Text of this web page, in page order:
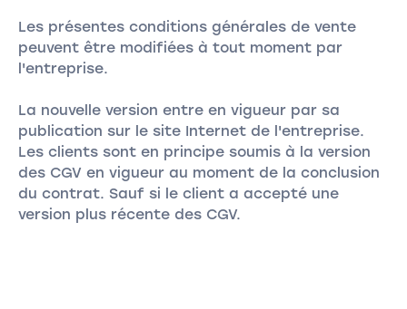
Les présentes conditions générales de vente
peuvent être modifiées à tout moment par
l'entreprise.
La nouvelle version entre en vigueur par sa
publication sur le site Internet de l'entreprise.
Les clients sont en principe soumis à la version
des CGV en vigueur au moment de la conclusion
du contrat. Sauf si le client a accepté une
version plus récente des CGV.